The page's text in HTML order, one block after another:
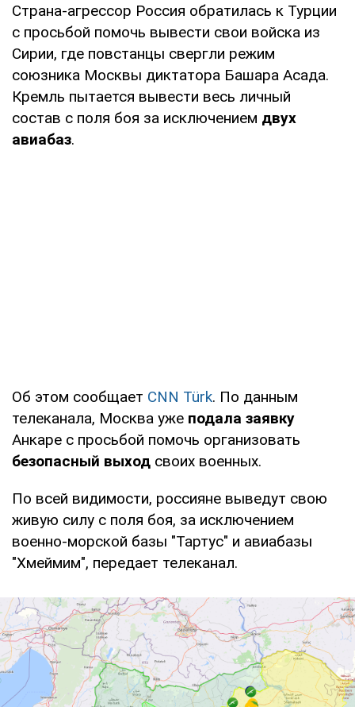
Страна-агрессор Россия обратилась к Турции
с просьбой помочь вывести свои войска из
Сирии, где повстанцы свергли режим
союзника Москвы диктатора Башара Асада.
Кремль пытается вывести весь личный
состав с поля боя за исключением двух
авиабаз.
Об этом сообщает CNN Türk. По данным
телеканала, Москва уже подала заявку
Анкаре с просьбой помочь организовать
безопасный выход своих военных.
По всей видимости, россияне выведут свою
живую силу с поля боя, за исключением
военно-морской базы "Тартус" и авиабазы
"Хмеймим", передает телеканал.